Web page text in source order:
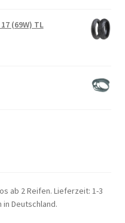
(69W) TL
ab 2 Reifen. Lieferzeit: 1-3
Deutschland.